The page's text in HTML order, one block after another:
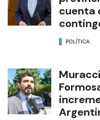
cuenta
POLÍTICA